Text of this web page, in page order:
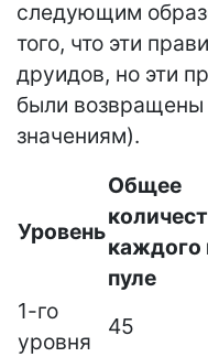
следующим
того, что эти
друидов, но эти
были
значениям).
Уровень
Общее
каждого
пуле
1-го
уровня
45